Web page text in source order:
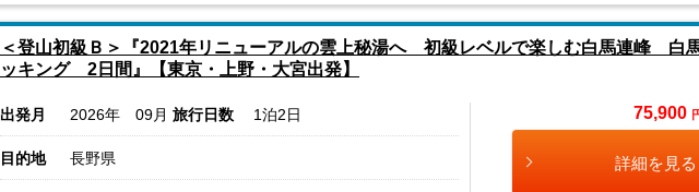
＜登山初級Ｂ＞『2021年リニューアルの雲上秘湯へ 初級レベルで楽しむ白馬連峰 白
ッキング 2日間』【東京・上野・大宮出発】
出発月 2026年 09月 旅行日数 1泊2日
目的地 長野県
75,900
詳細を見る